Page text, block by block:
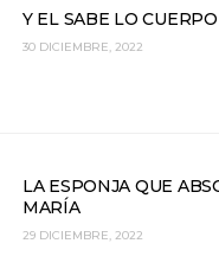
Y EL SABE LO CUERPO
30 DICIEMBRE, 2022
LA ESPONJA QUE
MARÍA
29 DICIEMBRE, 2022